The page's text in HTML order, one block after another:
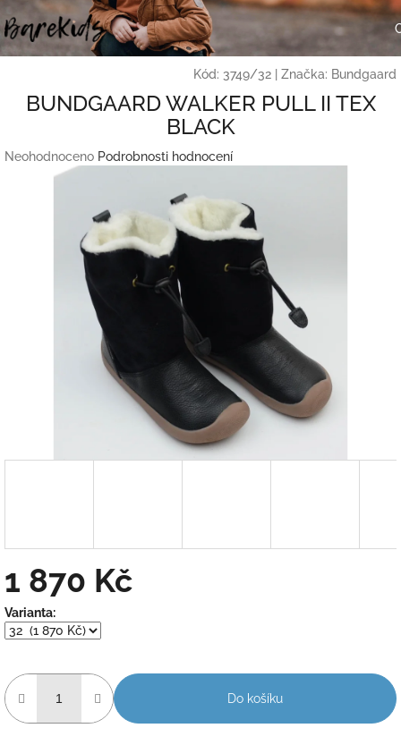
Přejít
na
obsah
Kód: 3749/32 Značka: Bundgaard
BUNDGAARD WALKER PULL II TEX
BLACK
Průměrné
hodnocení
Neohodnoceno Podrobnosti hodnocení
1 870 Kč
Měrná
cena:
Varianta:
Do košíku